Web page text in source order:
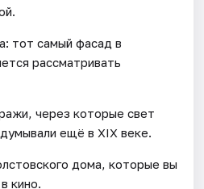
тот самый фасад в
рассматривать
через которые свет
ещё в XIX веке.
дома, которые вы
кино.